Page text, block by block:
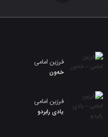
فرزین امامی
خەون
فرزین امامی
یادی رابردو